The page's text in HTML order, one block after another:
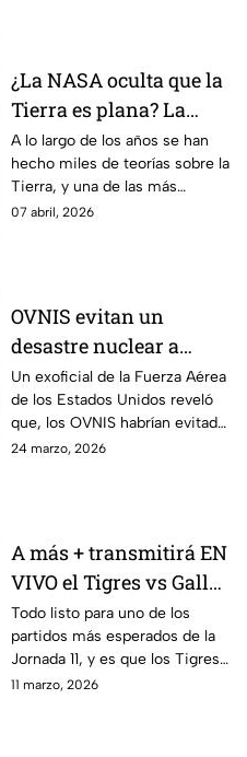
¿La NASA oculta que la
Tierra es plana? La
VERDAD detrás de la
conspiración
A lo largo de los años se han
hecho miles de teorías sobre la
Tierra, y una de las más
populares es que, algunas
07 abril, 2026
OVNIS evitan un
desastre nuclear a
nivel mundial, así lo
reveló un exoficial de la
Fuerza Aérea de los
Estados Unidos
Un exoficial de la Fuerza Aérea
de los Estados Unidos reveló
que, los OVNIS habrían evitado
que el mundo sufriera un
24 marzo, 2026
A más + transmitirá EN
VIVO el Tigres vs Gallos
de Querétaro, partido
de la jornada 11 del
Clausura 2026
Todo listo para uno de los
partidos más esperados de la
Jornada 11, y es que los Tigres
se medirán ante los Gallos
11 marzo, 2026